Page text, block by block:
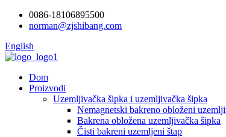
0086-18106895500
norman@zjshibang.com
English
Dom
Proizvodi
Uzemljivačka šipka i uzemljivačka šipka
Nemagnetski bakreno obloženi
Bakrena obložena uzemljivačka šipka
Čisti bakreni uzemljeni štap